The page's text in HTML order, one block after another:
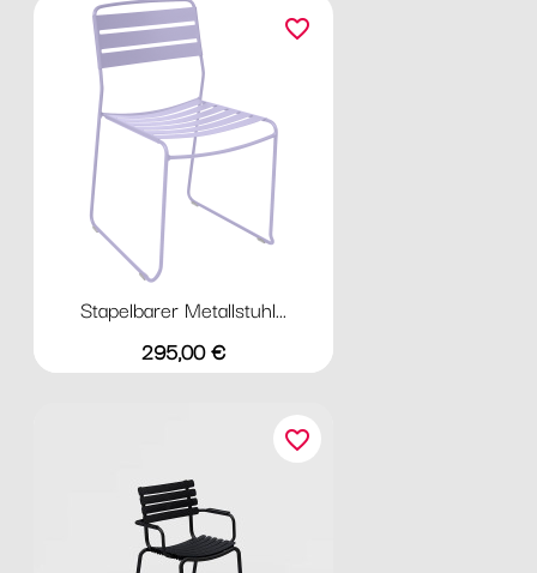
Stapelbarer Metallstuhl...
Preis
295,00 €
favorite_border
favorite_border